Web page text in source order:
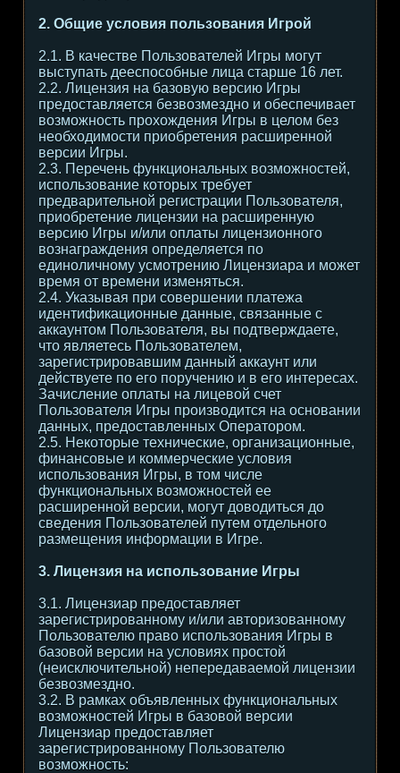
2. Общие условия пользования Игрой
2.1. В качестве Пользователей Игры могут
выступать дееспособные лица старше 16 лет.
2.2. Лицензия на базовую версию Игры
предоставляется безвозмездно и обеспечивает
возможность прохождения Игры в целом без
необходимости приобретения расширенной
версии Игры.
2.3. Перечень функциональных возможностей,
использование которых требует
предварительной регистрации Пользователя,
приобретение лицензии на расширенную
версию Игры и/или оплаты лицензионного
вознаграждения определяется по
единоличному усмотрению Лицензиара и может
время от времени изменяться.
2.4. Указывая при совершении платежа
идентификационные данные, связанные с
аккаунтом Пользователя, вы подтверждаете,
что являетесь Пользователем,
зарегистрировавшим данный аккаунт или
действуете по его поручению и в его интересах.
Зачисление оплаты на лицевой счет
Пользователя Игры производится на основании
данных, предоставленных Оператором.
2.5. Некоторые технические, организационные,
финансовые и коммерческие условия
использования Игры, в том числе
функциональных возможностей ее
расширенной версии, могут доводиться до
сведения Пользователей путем отдельного
размещения информации в Игре.
3. Лицензия на использование Игры
3.1. Лицензиар предоставляет
зарегистрированному и/или авторизованному
Пользователю право использования Игры в
базовой версии на условиях простой
(неисключительной) непередаваемой лицензии
безвозмездно.
3.2. В рамках объявленных функциональных
возможностей Игры в базовой версии
Лицензиар предоставляет
зарегистрированному Пользователю
возможность: